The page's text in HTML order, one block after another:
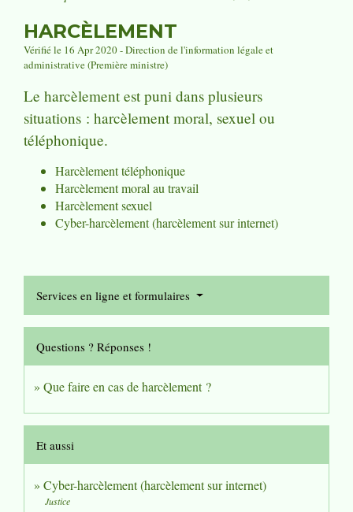
HARCÈLEMENT
Vérifié le 16 Apr 2020 - Direction de l'information légale et
administrative (Première ministre)
Le harcèlement est puni dans plusieurs
situations : harcèlement moral, sexuel ou
téléphonique.
Harcèlement téléphonique
Harcèlement moral au travail
Harcèlement sexuel
Cyber-harcèlement (harcèlement sur internet)
Services en ligne et formulaires
Questions ? Réponses !
Que faire en cas de harcèlement ?
Et aussi
Cyber-harcèlement (harcèlement sur internet)
Justice